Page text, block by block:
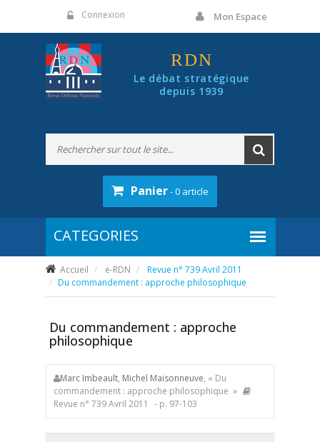
Connexion Mon Espace
RDN
Le débat stratégique
depuis 1939
Panier- 0 article
Accueil e-RDN
Revue n° 739 Avril 2011
Du commandement : approche philosophique
Du commandement : approche
philosophique
Marc Imbeault, Michel Maisonneuve, « Du
commandement : approche philosophique »
Revue n° 739 Avril 2011
- p. 97-103